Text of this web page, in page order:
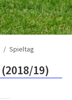
Spieltag
(2018/19)